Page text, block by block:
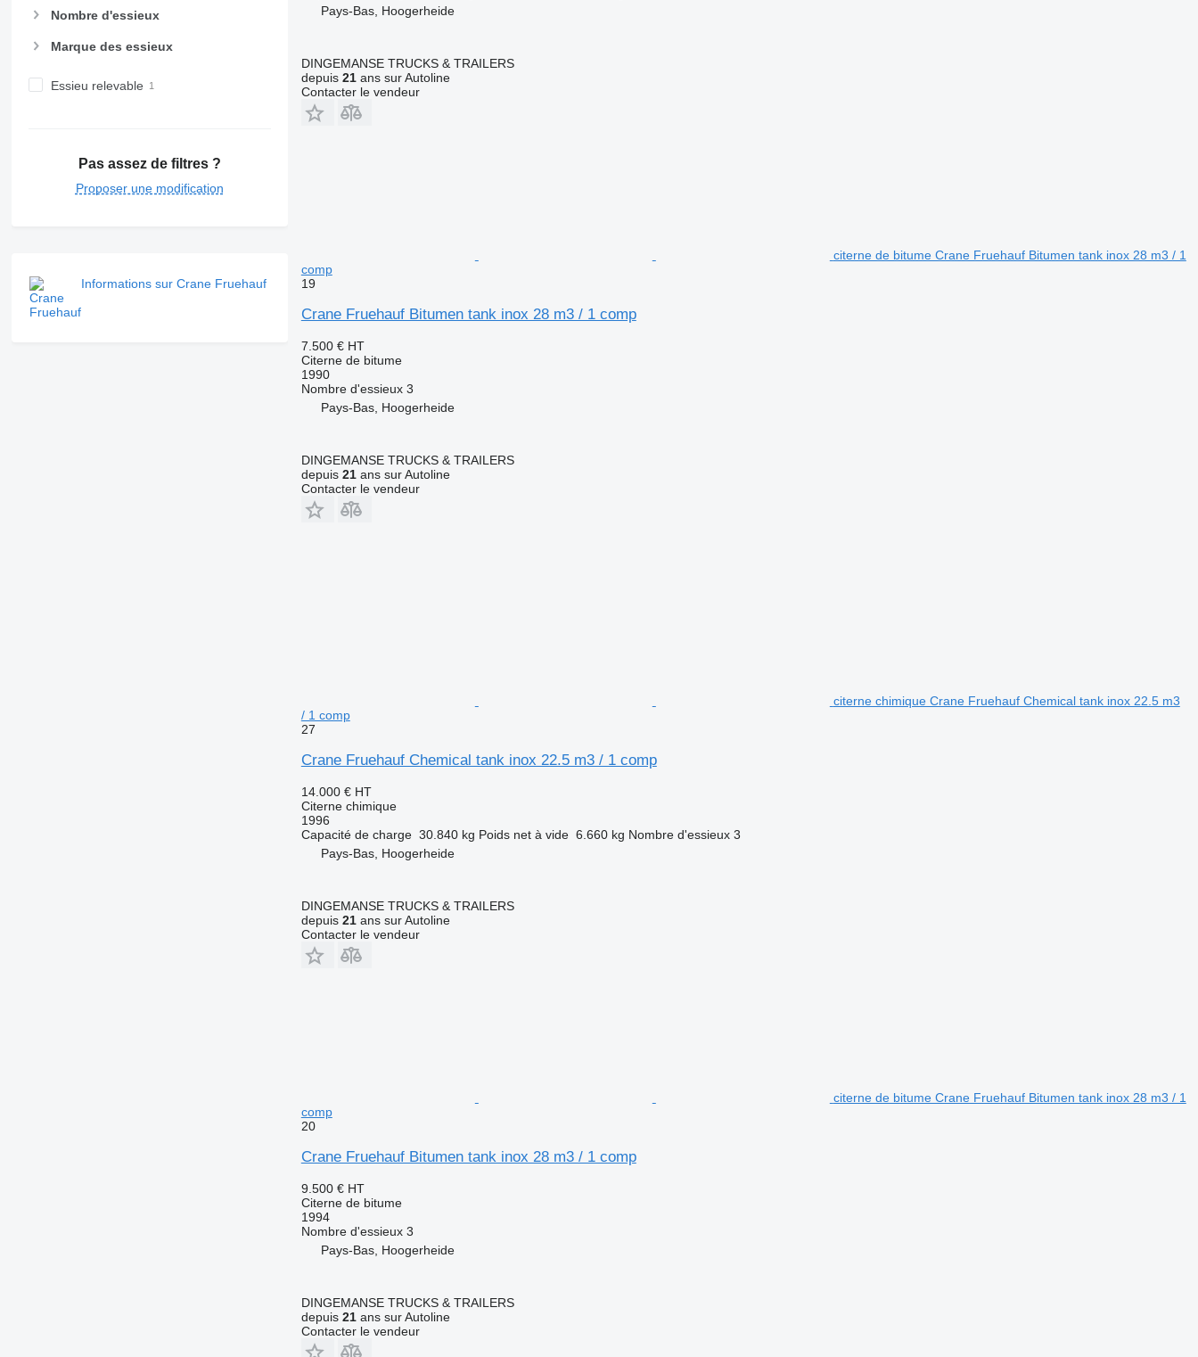
Nombre d'essieux
Marque des essieux
Essieu relevable
Pas assez de filtres ?
Proposer une modification
Informations sur Crane Fruehauf
Pays-Bas, Hoogerheide
DINGEMANSE TRUCKS & TRAILERS
depuis 21ans sur Autoline
Contacter le vendeur
citerne de bitume Crane Fruehauf Bitumen tank inox 28 m3 / 1
comp
19
Crane Fruehauf Bitumen tank inox 28 m3 / 1 comp
7.500 € HT
Citerne de bitume
1990
Nombre d'essieux 3
Pays-Bas, Hoogerheide
DINGEMANSE TRUCKS & TRAILERS
depuis 21ans sur Autoline
Contacter le vendeur
citerne chimique Crane Fruehauf Chemical tank inox 22.5 m3
/ 1 comp
27
Crane Fruehauf Chemical tank inox 22.5 m3 / 1 comp
14.000 € HT
Citerne chimique
1996
Capacité de charge 30.840 kg Poids net à vide 6.660 kg Nombre d'essieux 3
Pays-Bas, Hoogerheide
DINGEMANSE TRUCKS & TRAILERS
depuis 21ans sur Autoline
Contacter le vendeur
citerne de bitume Crane Fruehauf Bitumen tank inox 28 m3 / 1
comp
20
Crane Fruehauf Bitumen tank inox 28 m3 / 1 comp
9.500 € HT
Citerne de bitume
1994
Nombre d'essieux 3
Pays-Bas, Hoogerheide
DINGEMANSE TRUCKS & TRAILERS
depuis 21ans sur Autoline
Contacter le vendeur